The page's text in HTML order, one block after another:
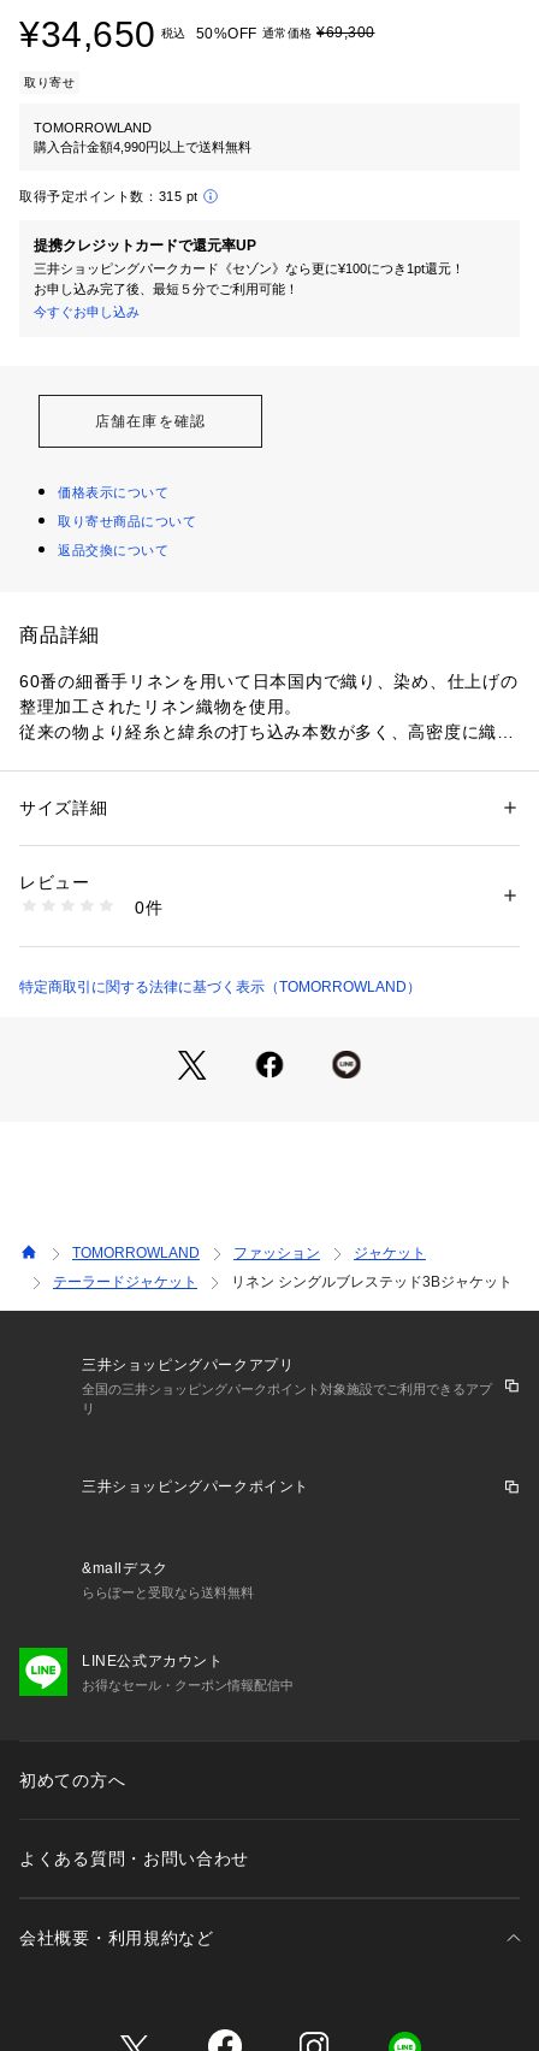
¥34,650 税込 50%OFF 通常価格 ¥69,300
取り寄せ
TOMORROWLAND
購入合計金額4,990円以上で送料無料
取得予定ポイント数： 315 pt
提携クレジットカードで還元率UP
三井ショッピングパークカード《セゾン》なら更に¥100につき1pt還元！
お申し込み完了後、最短５分でご利用可能！
今すぐお申し込み
店舗在庫を確認
価格表示について
取り寄せ商品について
返品交換について
商品詳細
60番の細番手リネンを用いて日本国内で織り、染め、仕上げの
整理加工されたリネン織物を使用。
従来の物より経糸と緯糸の打ち込み本数が多く、高密度に織り
モデルは、強めの肩傾斜に広めのラペル、意匠性の強いダブル
極力内蔵物を省いた新型のライトウェイトモデル。
シャツジャケットよりも構築的で、テーラードジャケットより
『限りなくテーラーメイドの手法を取り入れたプレタポルテ』
をコンセプトに掲げたクロージングレーベル。
ルです。
※商品の色味は、商品単体の画像をご確認ください
※ボタンや切羽のない筒袖仕様となっております。
2024SS商品
性別：メンズ
素材：表地：リネン100％　裏地：キュプラ
洗濯：洗濯不可、漂白不可、タンブル乾燥不可、アイロン仕上げ可、ドラ
イ可、ウエットクリーニング不可
商品番号：1095000011460 （モール）
サイズ詳細
レビュー
0件
特定商取引に関する法律に基づく表示（TOMORROWLAND）
TOMORROWLAND ファッション
ジャケット
テーラードジャケット
リネン シングルブレステッド3Bジャケット
三井ショッピングパークアプリ
全国の三井ショッピングパークポイント対象施設でご利用できるアプ
リ
三井ショッピングパークポイント
&mallデスク
ららぽーと受取なら送料無料
LINE公式アカウント
お得なセール・クーポン情報配信中
初めての方へ
よくある質問・お問い合わせ
会社概要・利用規約など